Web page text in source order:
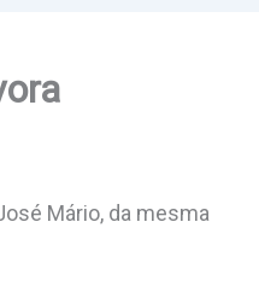
Mário, da mesma